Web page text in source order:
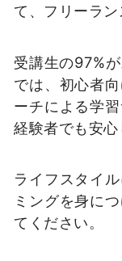
て、フリーラ
受講生の97%
では、初心者
ーチによる学
経験者でも安心
ライフスタイ
ミングを身に
てください。